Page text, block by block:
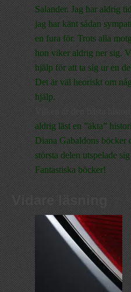
Salander. Jag har aldrig
jag har känt sådan
en fura för. Trots alla
hon viker aldrig ner sig.
hjälp för att ta sig ur en
Det är väl heoriskt om
hjälp.
aldrig läst en ”äkta”
Diana Gabaldons böcker
största delen utspelade
Fantastiska böcker!
Vidare läsning